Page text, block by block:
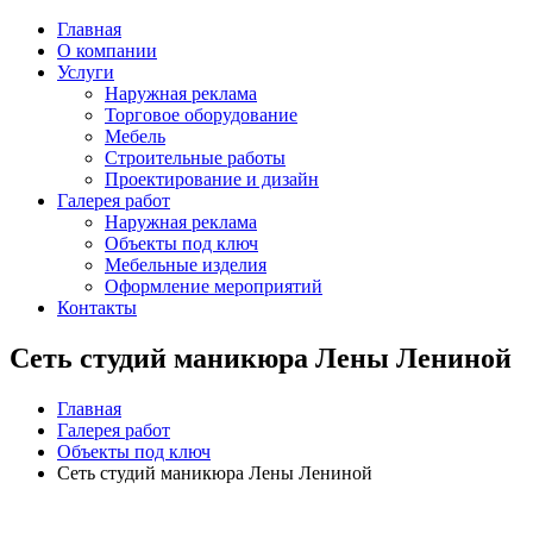
Главная
О компании
Услуги
Наружная реклама
Торговое оборудование
Мебель
Строительные работы
Проектирование и дизайн
Галерея работ
Наружная реклама
Объекты под ключ
Мебельные изделия
Оформление мероприятий
Контакты
Сеть студий маникюра Лены Лениной
Главная
Галерея работ
Объекты под ключ
Сеть студий маникюра Лены Лениной